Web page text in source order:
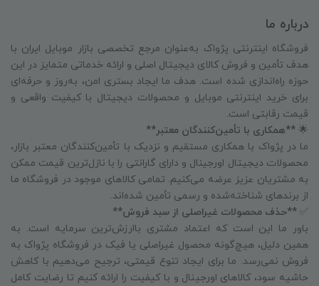
درباره ما
فروشگاه اینترنتی پژواک به‌عنوان مرجع تخصصی بازار موبایل ایران با
هدف تأمین و فروش کالای دیجیتال اصلی و ارائه خدماتی متمایز در این
حوزه راه‌اندازی شده است. هدف ما ایجاد بستری امن، به‌روز و حرفه‌ای
برای خرید اینترنتی موبایل و محصولات دیجیتال با کیفیت واقعی و
قیمت رقابتی است.
🌟 **همکاری با تأمین‌کنندگان معتبر**
ما در پژواک با همکاری مستقیم و نزدیک با تأمین‌کنندگان معتبر بازار،
محصولات دیجیتال اورجینال و دارای گارانتی را با نازل‌ترین قیمت ممکن
به مشتریان عزیز عرضه می‌کنیم. تمامی کالاهای موجود در فروشگاه ما
از برندهای شناخته‌شده و رسمی تأمین شده‌اند.
✅ **حذف محصولات غیراصلی از سبد فروش**
باور ما این است که اعتماد مشتری باارزش‌ترین سرمایه است. به
همین دلیل، هیچ‌گونه محصول غیراصلی یا فیک در فروشگاه پژواک به
فروش نمی‌رسد. ما برای ایجاد تنوع قیمتی، ترجیح می‌دهیم با کاهش
حاشیه سود، کالاهای اورجینال و با کیفیت را ارائه کنیم تا رضایت کامل